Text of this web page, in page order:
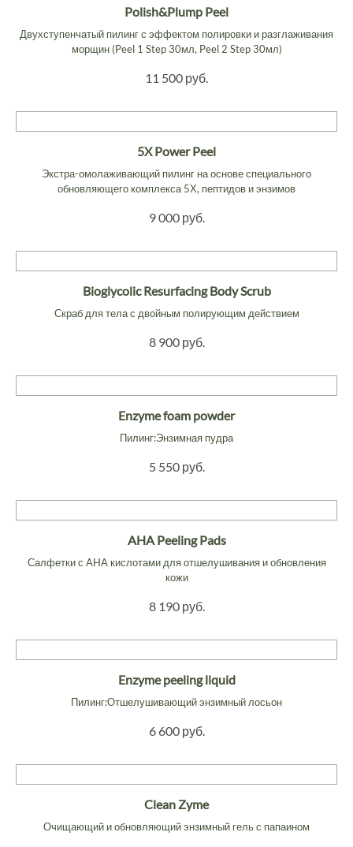
Polish&Plump Peel
Двухступенчатый пилинг с эффектом полировки и разглаживания
морщин (Peel 1 Step 30мл, Peel 2 Step 30мл)
11 500 руб.
5X Power Peel
Экстра-омолаживающий пилинг на основе специального
обновляющего комплекса 5Х, пептидов и энзимов
9 000 руб.
Bioglycolic Resurfacing Body Scrub
Скраб для тела с двойным полирующим действием
8 900 руб.
Enzyme foam powder
Пилинг:Энзимная пудра
5 550 руб.
AHA Peeling Pads
Салфетки с AHA кислотами для отшелушивания и обновления
кожи
8 190 руб.
Enzyme peeling liquid
Пилинг:Отшелушивающий энзимный лосьон
6 600 руб.
Clean Zyme
Очищающий и обновляющий энзимный гель с папаином